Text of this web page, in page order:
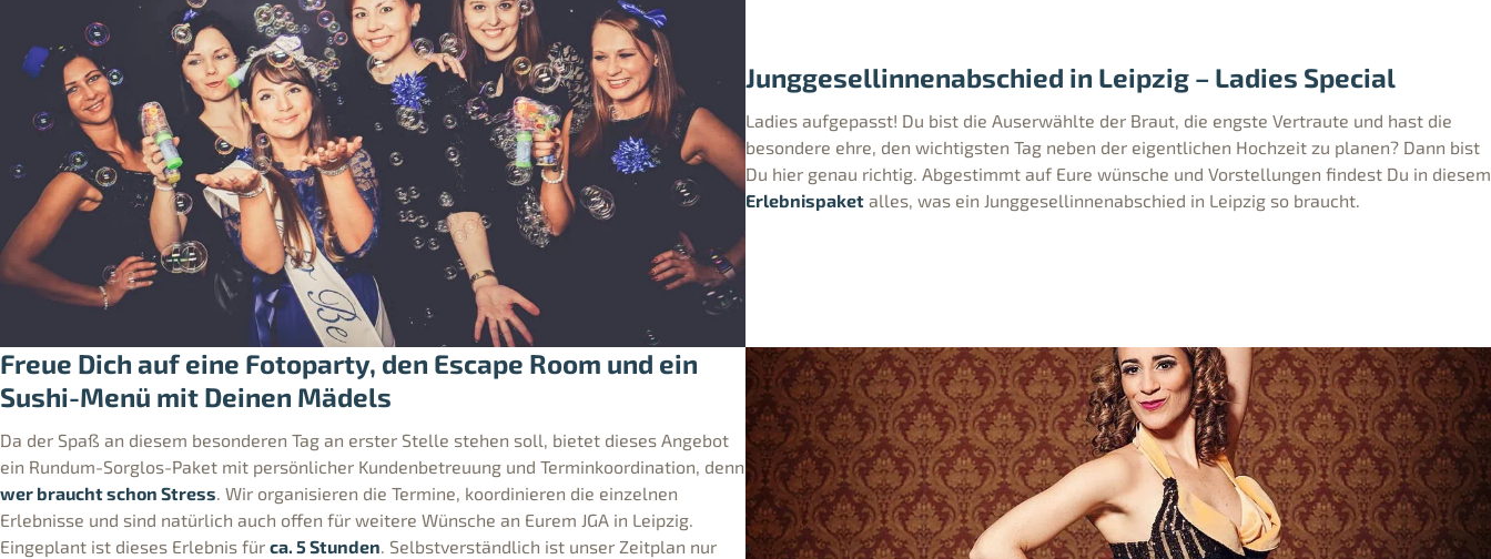
Junggesellinnenabschied in Leipzig – Ladies Special
Ladies aufgepasst! Du bist die Auserwählte der Braut, die engste Vertraute und hast die
besondere ehre, den wichtigsten Tag neben der eigentlichen Hochzeit zu planen? Dann bist
Du hier genau richtig. Abgestimmt auf Eure wünsche und Vorstellungen findest Du in diesem
Erlebnispaket alles, was ein Junggesellinnenabschied in Leipzig so braucht.
Freue Dich auf eine Fotoparty, den Escape Room und ein
Sushi-Menü mit Deinen Mädels
Da der Spaß an diesem besonderen Tag an erster Stelle stehen soll, bietet dieses Angebot
ein Rundum-Sorglos-Paket mit persönlicher Kundenbetreuung und Terminkoordination, denn
wer braucht schon Stress. Wir organisieren die Termine, koordinieren die einzelnen
Erlebnisse und sind natürlich auch offen für weitere Wünsche an Eurem JGA in Leipzig.
Eingeplant ist dieses Erlebnis für ca. 5 Stunden. Selbstverständlich ist unser Zeitplan nur